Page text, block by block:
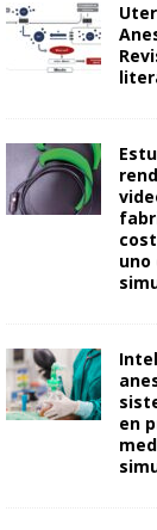
uno
en